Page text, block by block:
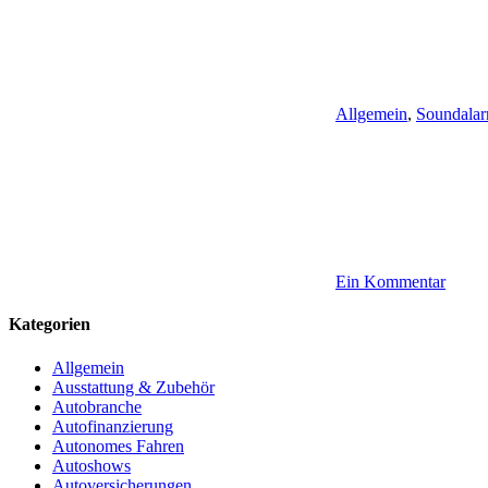
Allgemein,
Ein Kommentar
Kategorien
Allgemein
Ausstattung & Zubehör
Autobranche
Autofinanzierung
Autonomes Fahren
Autoshows